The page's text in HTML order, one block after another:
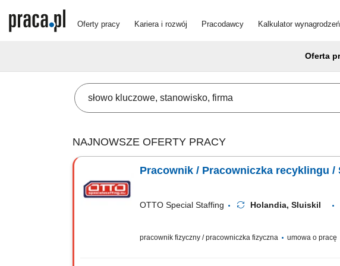
Oferty pracy Kariera i rozwój Pracodawcy Kalkulator wynagrodzeń
Oferta
NAJNOWSZE OFERTY PRACY
Pracownik / Pracowniczka recyklingu
OTTO Special Staffing Holandia, Sluiskil
pracownik fizyczny / pracowniczka fizyczna umowa o pracę